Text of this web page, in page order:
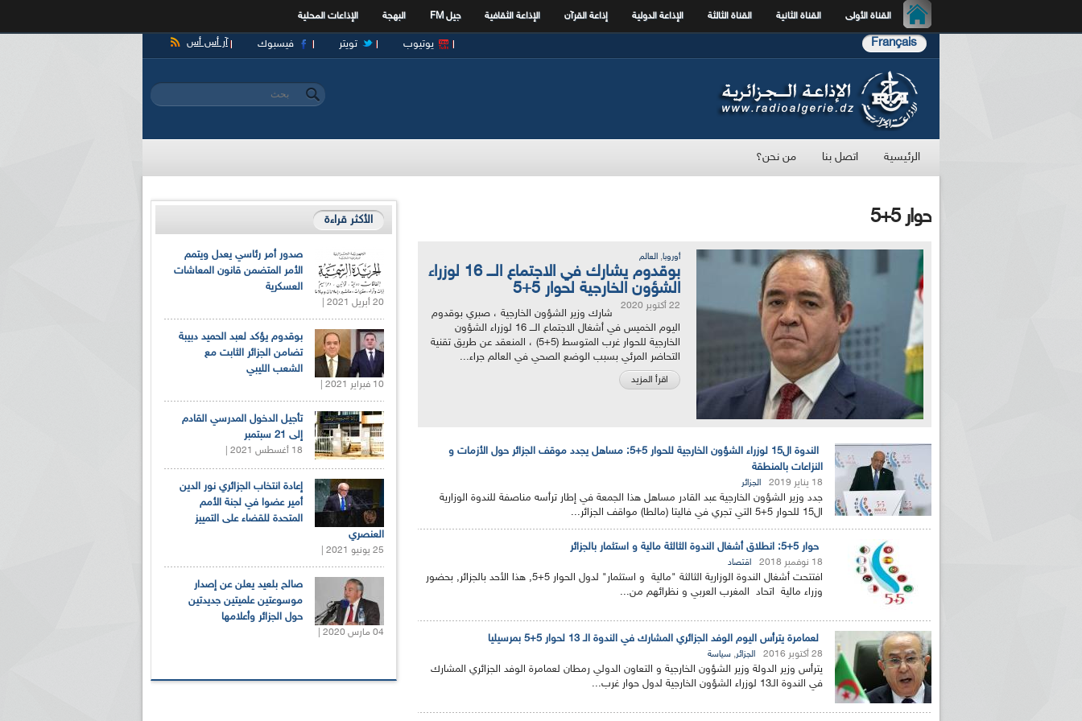
القناة الأولى القناة الثانية القناة الثالثة الإذاعة الدولية إذاعة القرآن الإذاعة الثقافية جيل FM البهجة الإذاعات المحلية
Français آر أس أس فيسبوك تويتر يوتيوب
استمارة البحث
‏بحث ‏
الرئيسية اتصل بنا من نحن؟
حوار 5+5
أوروبا, العالم
بوقدوم يشارك في الاجتماع الـــ 16 لوزراء
الشؤون الخارجية لحوار 5+5
22 أكتوبر 2020
شارك وزير الشؤون الخارجية ، صبري بوقدوم
اليوم الخميس في أشغال الاجتماع الـــ 16 لوزراء الشؤون
الخارجية للحوار غرب المتوسط (5+5) ، المنعقد عن طريق تقنية
التحاضر المرئي بسبب الوضع الصحي في العالم جراء...
اقرأ المزيد
الندوة ال15 لوزراء الشؤون الخارجية للحوار 5+5: مساهل يجدد موقف الجزائر حول الأزمات و
النزاعات بالمنطقة
18 يناير 2019 الجزائر
جدد وزير الشؤون الخارجية عبد القادر مساهل هذا الجمعة في إطار ترأسه مناصفة للندوة الوزارية
ال15 للحوار 5+5 التي تجري في فاليتا (مالطا) مواقف الجزائر...
حوار 5+5: انطلاق أشغال الندوة الثالثة مالية و استثمار بالجزائر
18 نوفمبر 2018 اقتصاد
افتتحت أشغال الندوة الوزارية الثالثة "مالية و استثمار" لدول الحوار 5+5, هذا الأحد بالجزائر, بحضور
وزراء مالية اتحاد المغرب العربي و نظرائهم من...
لعمامرة يترأس اليوم الوفد الجزائري المشارك في الندوة الـ 13 لحوار 5+5 بمرسيليا
28 أكتوبر 2016 الجزائر, سياسة
يترأس وزير الدولة وزير الشؤون الخارجية و التعاون الدولي رمطان لعمامرة الوفد الجزائري المشارك
في الندوة الـ13 لوزراء الشؤون الخارجية لدول حوار غرب...
الأكثر قراءة
صدور أمر رئاسي يعدل ويتمم
الأمر المتضمن قانون المعاشات
العسكرية
20 أبريل 2021 |
بوقدوم يؤكد لعبد الحميد دبيبة
تضامن الجزائر الثابت مع
الشعب الليبي
10 فبراير 2021 |
تأجيل الدخول المدرسي القادم
إلى 21 سبتمبر
18 أغسطس 2021 |
إعادة انتخاب الجزائري نور الدين
أمير عضوا في لجنة الأمم
المتحدة للقضاء على التمييز
العنصري
25 يونيو 2021 |
صالح بلعيد يعلن عن إصدار
موسوعتين علميتين جديدتين
حول الجزائر وأعلامها
04 مارس 2020 |